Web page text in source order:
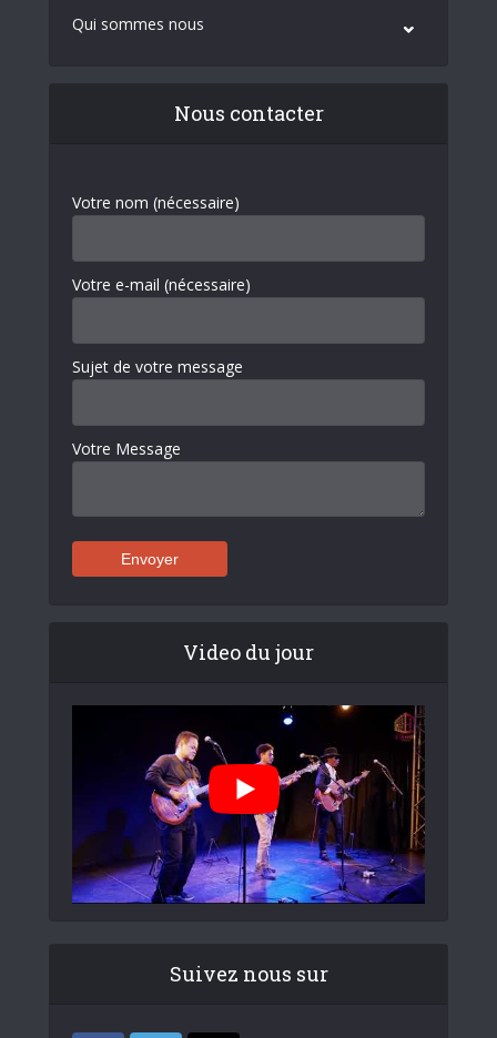
Qui sommes nous
Nous contacter
Votre nom (nécessaire)
Votre e-mail (nécessaire)
Sujet de votre message
Votre Message
Video du jour
Suivez nous sur